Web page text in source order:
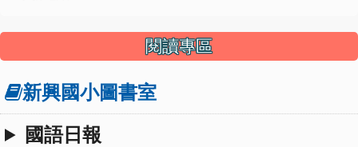
閱讀專區
新興國小圖書室
國語日報